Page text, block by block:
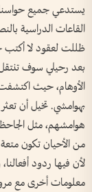
يستدعي جميع
القاعات الدراسية
ظللت لعقود لا أكتب
بعد رحيلي سوف
الأوهام، حيث
بهوامشي. تخيل أن
هوامشهم، مثل
من الأحيان تكون
لأن فيها ردود
معلومات أخرى مع